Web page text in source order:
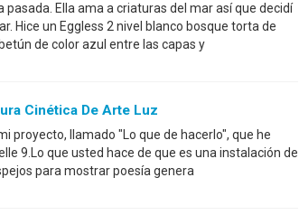
pasada. Ella ama a criaturas del mar así que decidí
Hice un Eggless 2 nivel blanco bosque torta de
de color azul entre las capas y
Cinética De Arte Luz
proyecto, llamado "Lo que de hacerlo", que he
9.Lo que usted hace de que es una instalación de
para mostrar poesía genera